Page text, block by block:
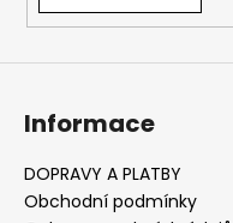
Informace
DOPRAVY A PLATBY
Obchodní podmínky